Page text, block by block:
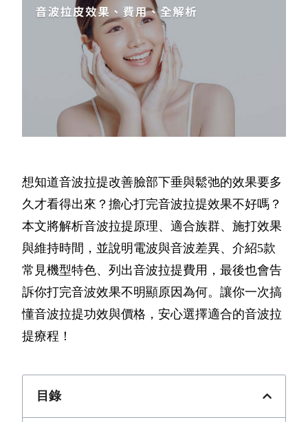
想知道音波拉提改善臉部下垂與鬆弛的效果要多
久才看得出來？擔心打完音波拉提效果不好嗎？
本文將解析音波拉提原理、適合族群、施打效果
與維持時間，並說明電波與音波差異、介紹5款
常見機型特色、列出音波拉提費用，最後也會告
訴你打完音波效果不明顯原因為何。讓你一次搞
懂音波拉提功效與價格，安心選擇適合的音波拉
提療程！
目錄